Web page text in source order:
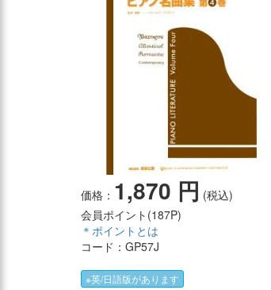
価格： 1,870 円 (税込)
会員ポイント(187P)
＊ポイントとは
コード：GP57J
※英/日語版があります